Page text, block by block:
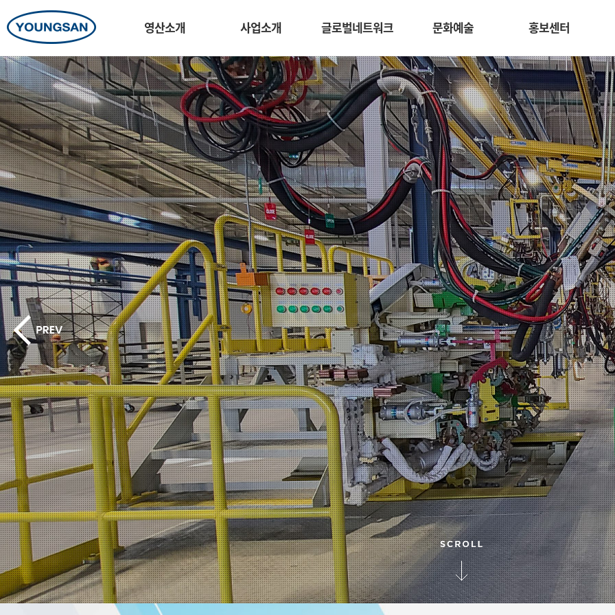
영산소개 사업소개 글로벌네트워크 문화예술 홍보센터
PLANT
다양한 플랜트 개발 분야에서 경험이 풍부한 엔지니어링 전문과
고객에게 뛰어난 기술, 설비 및 솔루션을 제공하고 있습니